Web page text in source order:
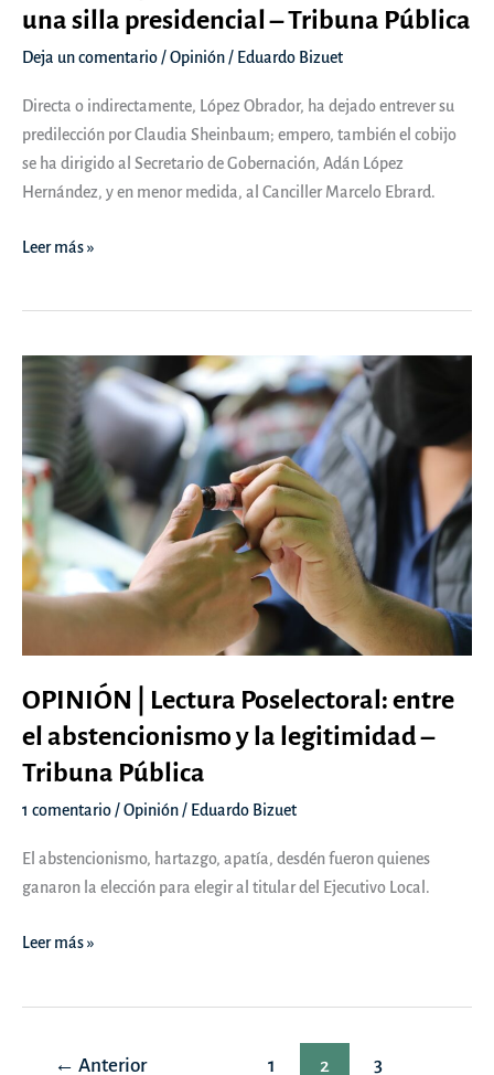
una silla presidencial – Tribuna Pública
Deja un comentario/Opinión/ Eduardo Bizuet
Directa o indirectamente, López Obrador, ha dejado entrever su
predilección por Claudia Sheinbaum; empero, también el cobijo
se ha dirigido al Secretario de Gobernación, Adán López
Hernández, y en menor medida, al Canciller Marcelo Ebrard.
OPINIÓN
alzadas.
silla
presidencial
–
Tribuna
Pública
Leer más »
OPINIÓN | Lectura Poselectoral: entre
el abstencionismo y la legitimidad –
Tribuna Pública
1 comentario/Opinión/ Eduardo Bizuet
El abstencionismo, hartazgo, apatía, desdén fueron quienes
ganaron la elección para elegir al titular del Ejecutivo Local.
OPINIÓN
Leer más »
Paginación
← Anterior 1 2 3